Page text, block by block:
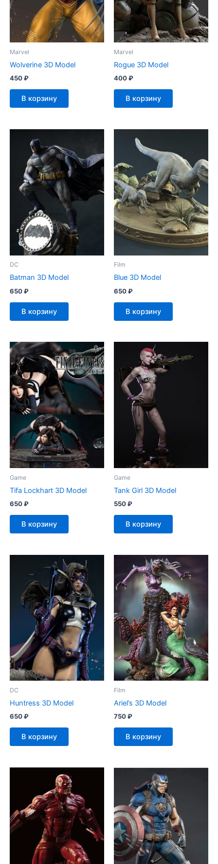
Marvel
Wolverine 3D Model
450₽
В корзину
Marvel
Rogue 3D Model
400₽
В корзину
DC
Batman 3D Model
650₽
В корзину
Film
Blue 3D Model
650₽
В корзину
Game
Tifa Lockhart 3D Model
650₽
В корзину
Game
Tank Girl 3D Model
550₽
В корзину
DC
Huntress 3D Model
650₽
В корзину
Film
Ariel’s 3D Model
750₽
В корзину